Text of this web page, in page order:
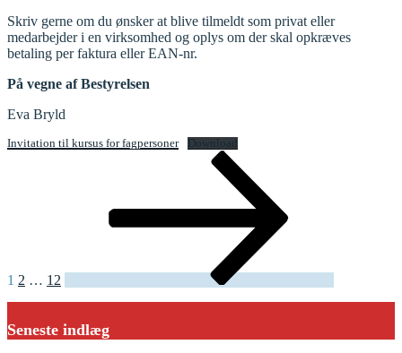
Skriv gerne om du ønsker at blive tilmeldt som privat eller
medarbejder i en virksomhed og oplys om der skal opkræves
betaling per faktura eller EAN-nr.
På vegne af Bestyrelsen
Eva Bryld
Invitation til kursus for fagpersoner Download
1 2 … 12
Seneste indlæg